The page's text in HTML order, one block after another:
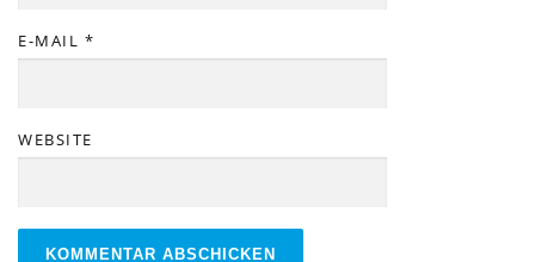
E-MAIL *
WEBSITE